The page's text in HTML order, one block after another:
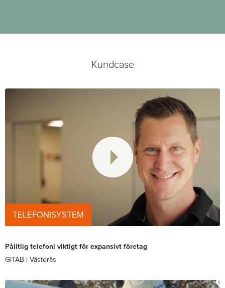
Kundcase
TELEFONISYSTEM
Pålitlig telefoni viktigt för expansivt företag
GITAB i Västerås